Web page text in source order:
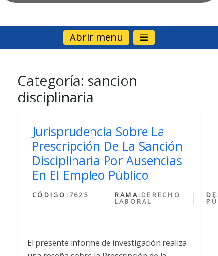
Abrir menu
Categoría: sancion
disciplinaria
Jurisprudencia Sobre La
Prescripción De La Sanción
Disciplinaria Por Ausencias
En El Empleo Público
CÓDIGO: 7625 RAMA: DERECHO
LABORAL
El presente informe de investigación realiza